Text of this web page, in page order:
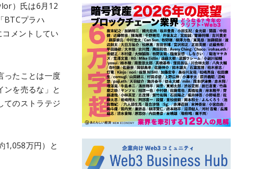
）氏は6月12
BTCプラハ
メントしてい
ったことは一度
ンを売るな」と
てのストラテジ
1,058万円）と